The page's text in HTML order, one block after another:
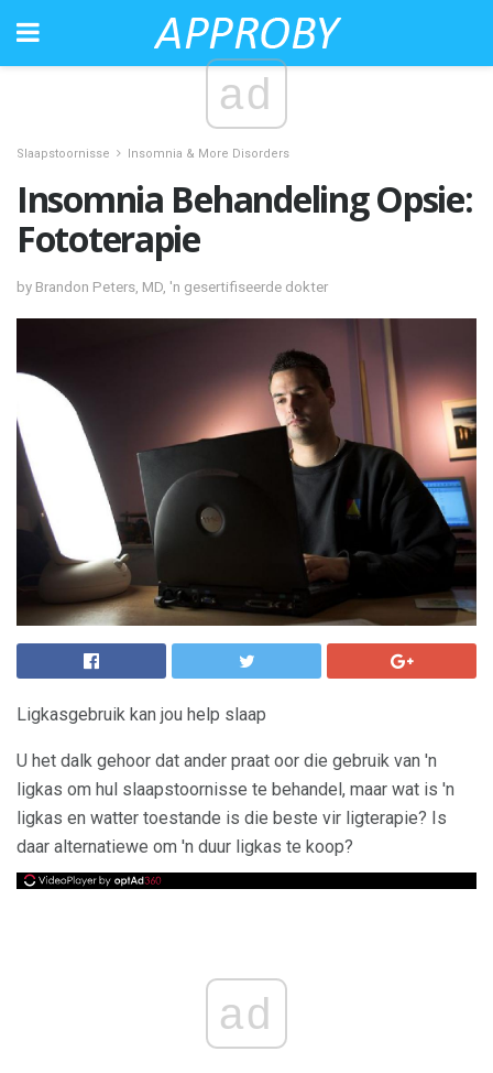
ad
Slaapstoornisse Insomnia & More Disorders
Insomnia Behandeling Opsie:
Fototerapie
by Brandon Peters, MD, 'n gesertifiseerde dokter
Ligkasgebruik kan jou help slaap
U het dalk gehoor dat ander praat oor die gebruik van 'n
ligkas om hul slaapstoornisse te behandel, maar wat is 'n
ligkas en watter toestande is die beste vir ligterapie? Is
daar alternatiewe om 'n duur ligkas te koop?
ad